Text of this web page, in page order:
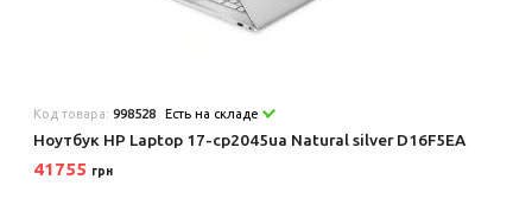
Код товара:998528 Есть на складе
Ноутбук HP Laptop 17-cp2045ua Natural silver D16F5EA
41755 грн